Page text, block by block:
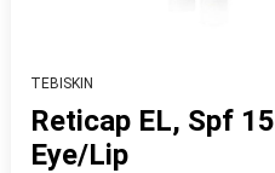
TEBISKIN
Reticap EL, Spf 15
Eye/Lip